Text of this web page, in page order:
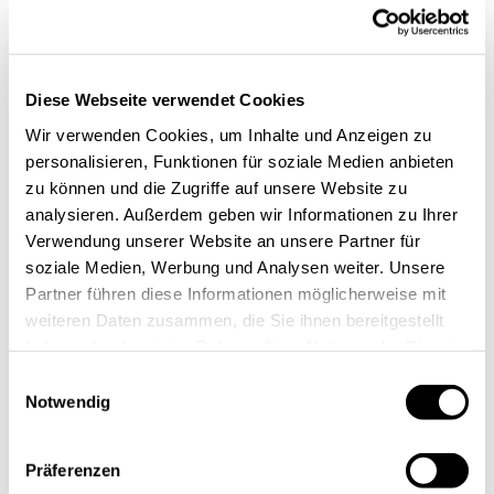
Diese Webseite verwendet Cookies
Wir verwenden Cookies, um Inhalte und Anzeigen zu
personalisieren, Funktionen für soziale Medien anbieten
zu können und die Zugriffe auf unsere Website zu
analysieren. Außerdem geben wir Informationen zu Ihrer
Verwendung unserer Website an unsere Partner für
soziale Medien, Werbung und Analysen weiter. Unsere
Partner führen diese Informationen möglicherweise mit
weiteren Daten zusammen, die Sie ihnen bereitgestellt
Notwendig
Präferenzen
vertreibtHardware und Software für